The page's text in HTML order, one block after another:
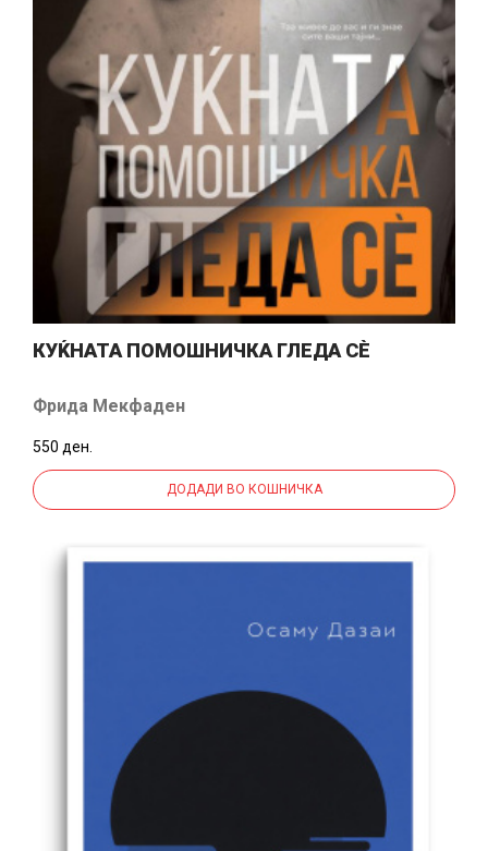
КУЌНАТА ПОМОШНИЧКА ГЛЕДА СÈ
Фрида Мекфаден
550 ден.
ДОДАДИ ВО КОШНИЧКА